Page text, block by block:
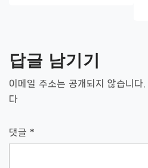
이
션
답글 남기기
이메일 주소는 공개되지 않습니다.
다
댓글 *